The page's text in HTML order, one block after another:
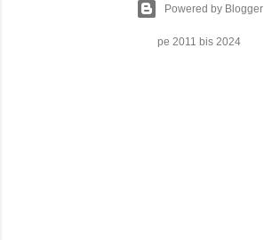
Powered by Blogger
pe 2011 bis 2024